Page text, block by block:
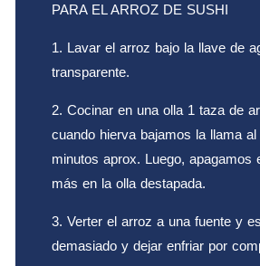
PARA EL ARROZ DE SUSHI
1. Lavar el arroz bajo la llave de
transparente.
2. Cocinar en una olla 1 taza de
cuando hierva bajamos la llama
minutos aprox. Luego,
más en la olla destapada.
3. Verter el arroz a una fuente y
demasiado y dejar enfriar por